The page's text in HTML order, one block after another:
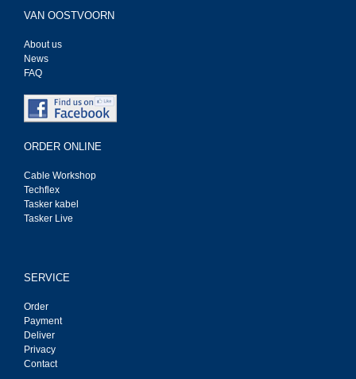
VAN OOSTVOORN
About us
News
FAQ
ORDER ONLINE
Cable Workshop
Techflex
Tasker kabel
Tasker Live
SERVICE
Order
Payment
Deliver
Privacy
Contact